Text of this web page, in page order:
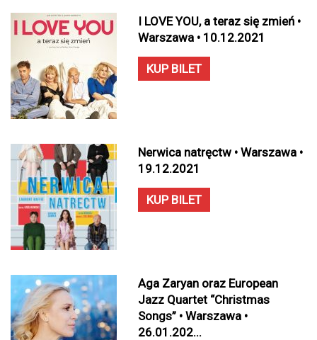
I LOVE YOU, a teraz się zmień •
Warszawa • 10.12.2021
KUP BILET
Nerwica natręctw • Warszawa •
19.12.2021
KUP BILET
Aga Zaryan oraz European
Jazz Quartet “Christmas
Songs” • Warszawa •
26.01.202...